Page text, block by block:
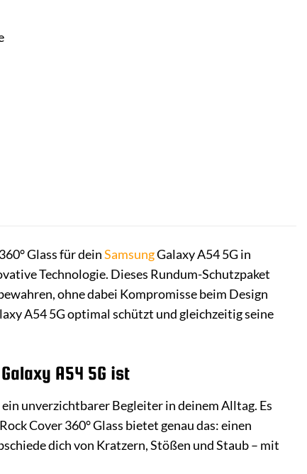
Glass für deinSamsungGalaxy A54 5G in
Technologie. Dieses Rundum-Schutzpaket
ohne dabei Kompromisse beim Design
A54 5G optimal schützt und gleichzeitig seine
A54 5G ist
unverzichtbarer Begleiter in deinem Alltag. Es
Cover 360° Glass bietet genau das: einen
dich von Kratzern, Stößen und Staub – mit